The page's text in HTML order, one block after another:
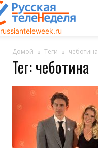
russianteleweek.ru
Домой Теги чеботина
Тег: чеботина